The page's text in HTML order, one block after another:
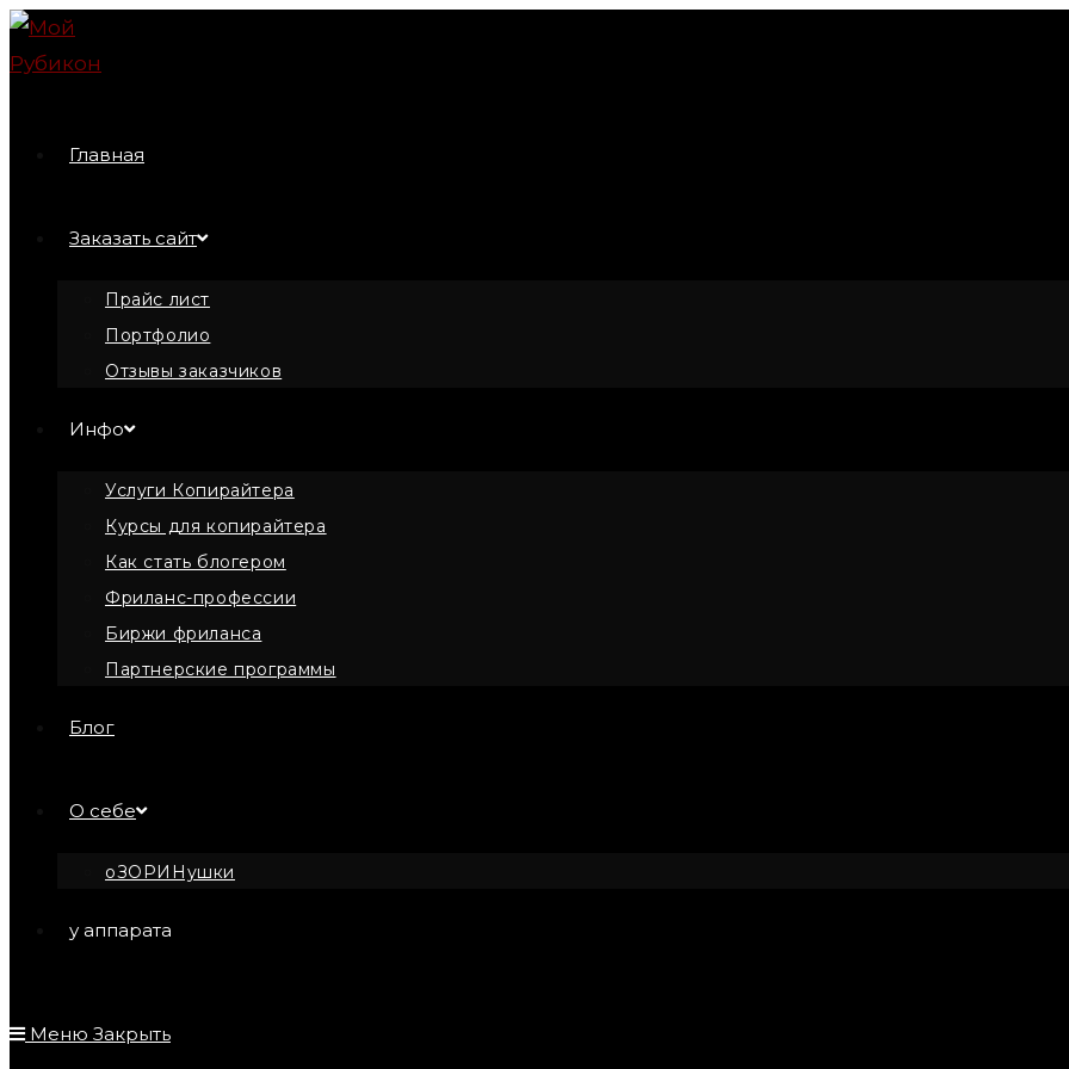
Перейти
к
Главная
Заказать сайт
Прайс лист
Портфолио
Отзывы заказчиков
Инфо
Услуги Копирайтера
Курсы для копирайтера
Как стать блогером
Фриланс-профессии
Биржи фриланса
Партнерские программы
Блог
О себе
оЗОРИНушки
у аппарата
Меню Закрыть